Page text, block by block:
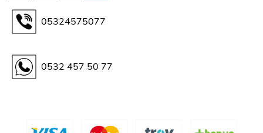
05324575077
0532 457 50 77